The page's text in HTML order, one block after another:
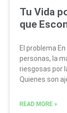
Tu Vida
que
El problema
personas, la
riesgosas por
Quienes son
READ MORE »